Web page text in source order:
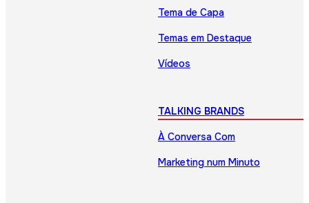
Tema de Capa
Temas em Destaque
Vídeos
TALKING BRANDS
À Conversa Com
Marketing num Minuto